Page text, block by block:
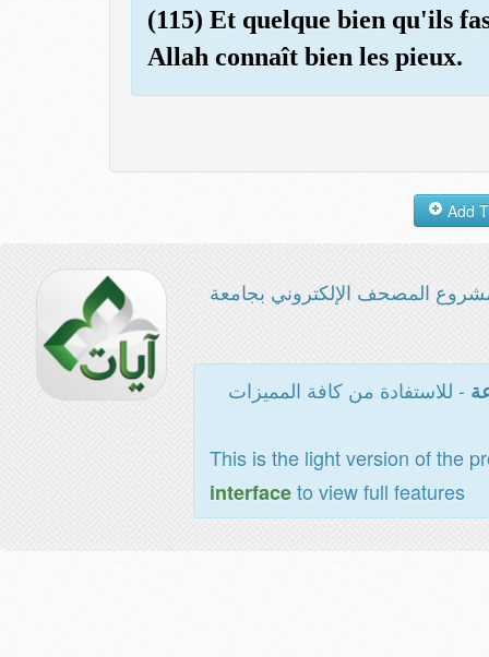
(115) Et quelque bien qu'ils
Allah connaît bien les pieux.
المصحف الإلكتروني بجامعة
- للاستفادة من كافة المميزات
This is the light version of the
interfaceto view full features